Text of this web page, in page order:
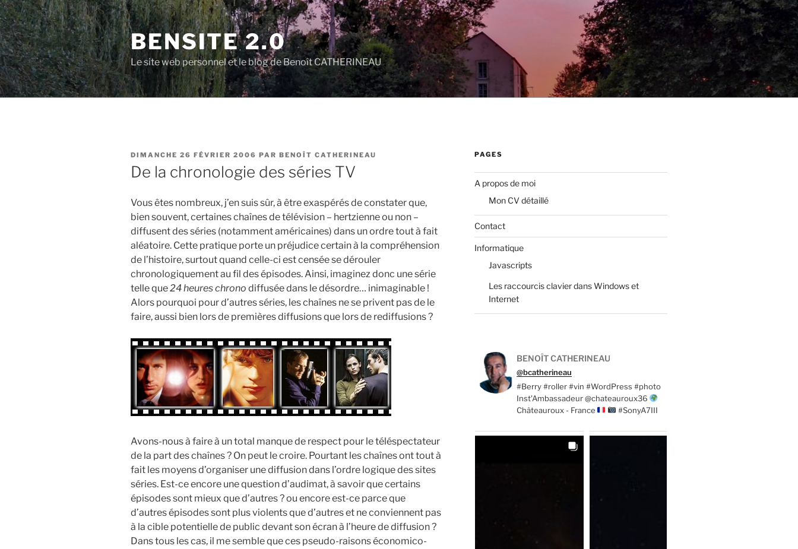
Aller
au
contenu
principal
BENSITE 2.0
Le site web personnel et le blog de Benoît CATHERINEAU
PUBLIÉ
LE
DIMANCHE 26 FÉVRIER 2006 PAR BENOÎT CATHERINEAU
De la chronologie des séries TV
Vous êtes nombreux, j’en suis sûr, à être exaspérés de constater que,
bien souvent, certaines chaînes de télévision – hertzienne ou non –
diffusent des séries (notamment américaines) dans un ordre tout à fait
aléatoire. Cette pratique porte un préjudice certain à la compréhension
de l’histoire, surtout quand celle-ci est censée se dérouler
chronologiquement au fil des épisodes. Ainsi, imaginez donc une série
telle que24 heures chrono diffusée dans le désordre… inimaginable !
Alors pourquoi pour d’autres séries, les chaînes ne se privent pas de le
faire, aussi bien lors de premières diffusions que lors de rediffusions ?
Avons-nous à faire à un total manque de respect pour le téléspectateur
de la part des chaînes ? On peut le croire. Pourtant les chaînes ont tout à
fait les moyens d’organiser une diffusion dans l’ordre logique des sites
séries. Est-ce encore une question d’audimat, à savoir que certains
épisodes sont mieux que d’autres ? ou encore est-ce parce que
d’autres épisodes sont plus violents que d’autres et ne conviennent pas
à la cible potentielle de public devant son écran à l’heure de diffusion ?
Dans tous les cas, il me semble que ces pseudo-raisons économico-
PAGES
A propos de moi
Mon CV détaillé
Contact
Informatique
Javascripts
Les raccourcis clavier dans Windows et
Internet
BENOÎT CATHERINEAU
@bcatherineau
#Berry #roller #vin #WordPress #photo
Inst'Ambassadeur @chateauroux36
Châteauroux - France
#SonyA7III